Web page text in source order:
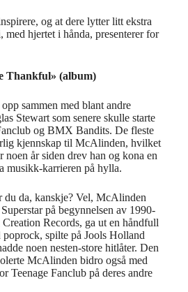
og at dere lytter litt ekstra
med hjertet i hånda, presenterer for
Thankful» (album)
sammen med blant andre
Stewart som senere skulle starte
og BMX Bandits. De fleste
kjennskap til McAlinden, hvilket
år siden drev han og kona en
musikk-karrieren på hylla.
du da, kanskje? Vel, McAlinden
på begynnelsen av 1990-
Records, ga ut en håndfull
poprock, spilte på Jools Holland
noen nesten-store hitlåter. Den
McAlinden bidro også med
Teenage Fanclub på deres andre